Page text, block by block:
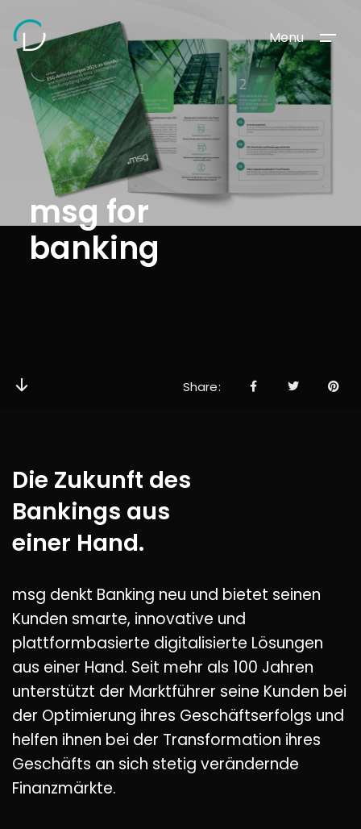
Menu
msg for
banking
Share
Die Zukunft des
Bankings aus
einer Hand.
msg denkt Banking neu und bietet seinen
Kunden smarte, innovative und
plattformbasierte digitalisierte Lösungen
aus einer Hand. Seit mehr als 100 Jahren
unterstützt der Marktführer seine Kunden bei
der Optimierung ihres Geschäftserfolgs und
helfen ihnen bei der Transformation ihres
Geschäfts an sich stetig verändernde
Finanzmärkte.